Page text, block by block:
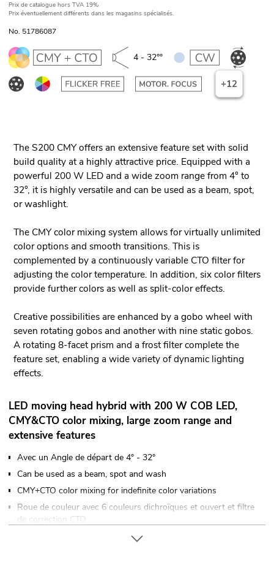
Prix de catalogue hors TVA 19%
Prix éventuellement différents dans les magasins spécialisés.
No. 51786087
4 - 32°°
+12
The S200 CMY offers an extensive feature set with solid
build quality at a highly attractive price. Equipped with a
powerful 200 W LED and a wide zoom range from 4° to
32°, it is highly versatile and can be used as a beam, spot,
or washlight.
The CMY color mixing system allows for virtually unlimited
color options and smooth transitions. This is
complemented by a continuously variable CTO filter for
adjusting the color temperature. In addition, six color filters
provide further colors as well as split-color effects.
Creative possibilities are enhanced by a gobo wheel with
seven rotating gobos and another with nine static gobos.
A rotating 8-facet prism and a frost filter complete the
feature set, enabling a wide variety of dynamic lighting
effects.
LED moving head hybrid with 200 W COB LED,
CMY&CTO color mixing, large zoom range and
extensive features
Avec un Angle de départ de 4° - 32°
Can be used as a beam, spot and wash
CMY+CTO color mixing for indefinite color variations
Roue de couleur avec 6 couleurs dichroïques et ouvert et filtre
de correction CTO